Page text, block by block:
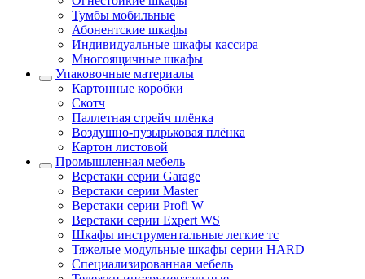
Тумбы мобильные
Абонентские шкафы
Индивидуальные шкафы кассира
Многоящичные шкафы
Упаковочные материалы
Картонные коробки
Скотч
Паллетная стрейч плёнка
Воздушно-пузырьковая плёнка
Картон листовой
Промышленная мебель
Верстаки серии Garage
Верстаки серии Master
Верстаки серии Profi W
Верстаки серии Expert WS
Шкафы инструментальные легкие тс
Тяжелые модульные шкафы серии HARD
Cпециализированная мебель